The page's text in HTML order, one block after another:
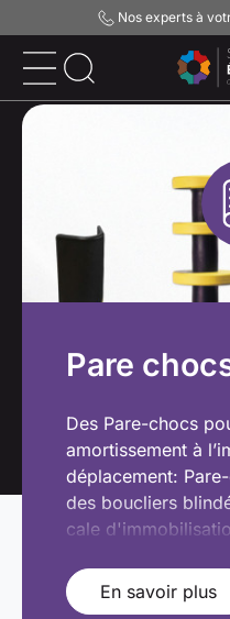
Nos experts à
Pare
Des Pare-chocs
amortissement à
déplacement:
des boucliers
cale
En savoir plus